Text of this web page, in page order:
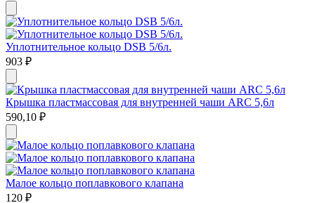
Уплотнительное кольцо DSB 5/6л.
903 ₽
Крышка пластмассовая для внутренней чаши ARC 5,6л
590,10 ₽
Малое кольцо поплавкового клапана
120 ₽